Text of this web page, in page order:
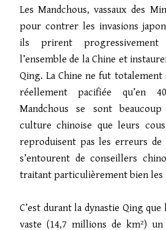
Les Mandchous, vassaux des
pour contrer les invasions
ils prirent
l’ensemble de la Chine et
Qing. La Chine ne fut
réellement pacifiée qu’en
Mandchous se sont
culture chinoise que leurs
reproduisent pas les erreurs de
s’entourent de conseillers
traitant particulièrement bien
C’est durant la dynastie Qing
vaste (14,7 millions de km²)